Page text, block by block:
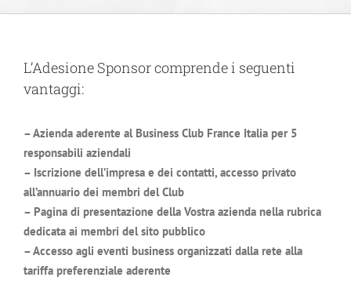
L’Adesione Sponsor comprende i seguenti
vantaggi:
– Azienda aderente al Business Club France Italia per 5
responsabili aziendali
– Iscrizione dell’impresa e dei contatti, accesso privato
all’annuario dei membri del Club
– Pagina di presentazione della Vostra azienda nella rubrica
dedicata ai membri del sito pubblico
– Accesso agli eventi business organizzati dalla rete alla
tariffa preferenziale aderente